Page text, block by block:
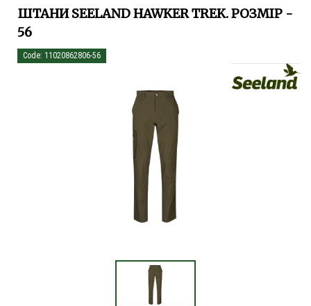
ШТАНИ SEELAND HAWKER TREK. РОЗМІР -
56
Code: 11020862806-56